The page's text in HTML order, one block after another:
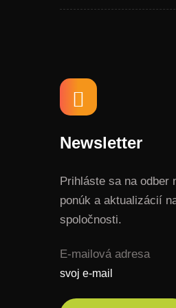
Newsletter
Prihláste sa na odber
ponúk a aktualizácií
spoločnosti.
E-mailová adresa